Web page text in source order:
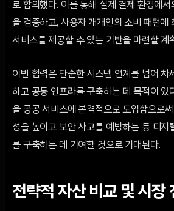
로 합의했다. 이를 통해 실제 결제 환경에
을 검증하고, 사용자 개개인의 소비 패턴에
서비스를 제공할 수 있는 기반을 마련할 계
이번 협력은 단순한 시스템 연계를 넘어 차
하고 공동 인프라를 구축하는 데 목적이 있
을 공공 서비스에 본격적으로 도입함으로
성을 높이고 보안 사고를 예방하는 등 디지
를 구축하는 데 기여할 것으로 기대된다.
전략적 자산 비교 및 시장